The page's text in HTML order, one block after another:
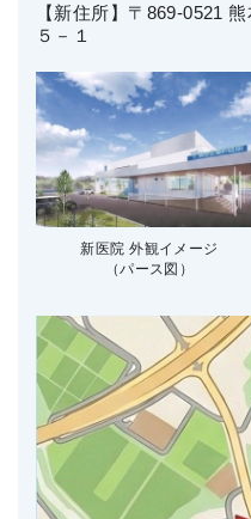
【新住所】〒869-0521
５－１
新医院 外観イメージ
（パース図）